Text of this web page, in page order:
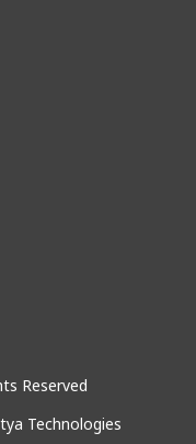
Reserved
Technologies